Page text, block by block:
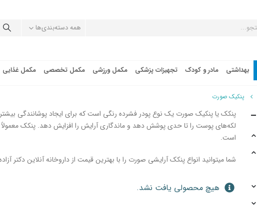
همه دسته‌بندی‌ها
بهداشتی مادر و کودک تجهیزات پزشکی مکمل ورزشی مکمل تخصصی مکمل غذایی
پنکیک صورت
پنکک یا پنکیک صورت یک نوع پودر فشرده رنگی است که برای ایجاد پوشانندگی
لکه‌های پوست را تا حدی پوشش دهد و ماندگاری آرایش را افزایش دهد. پنکک
است.
شما میتوانید انواع پنکک آرایشی صورت را با بهترین قیمت از داروخانه آنلاین دکتر
هیچ محصولی یافت نشد.